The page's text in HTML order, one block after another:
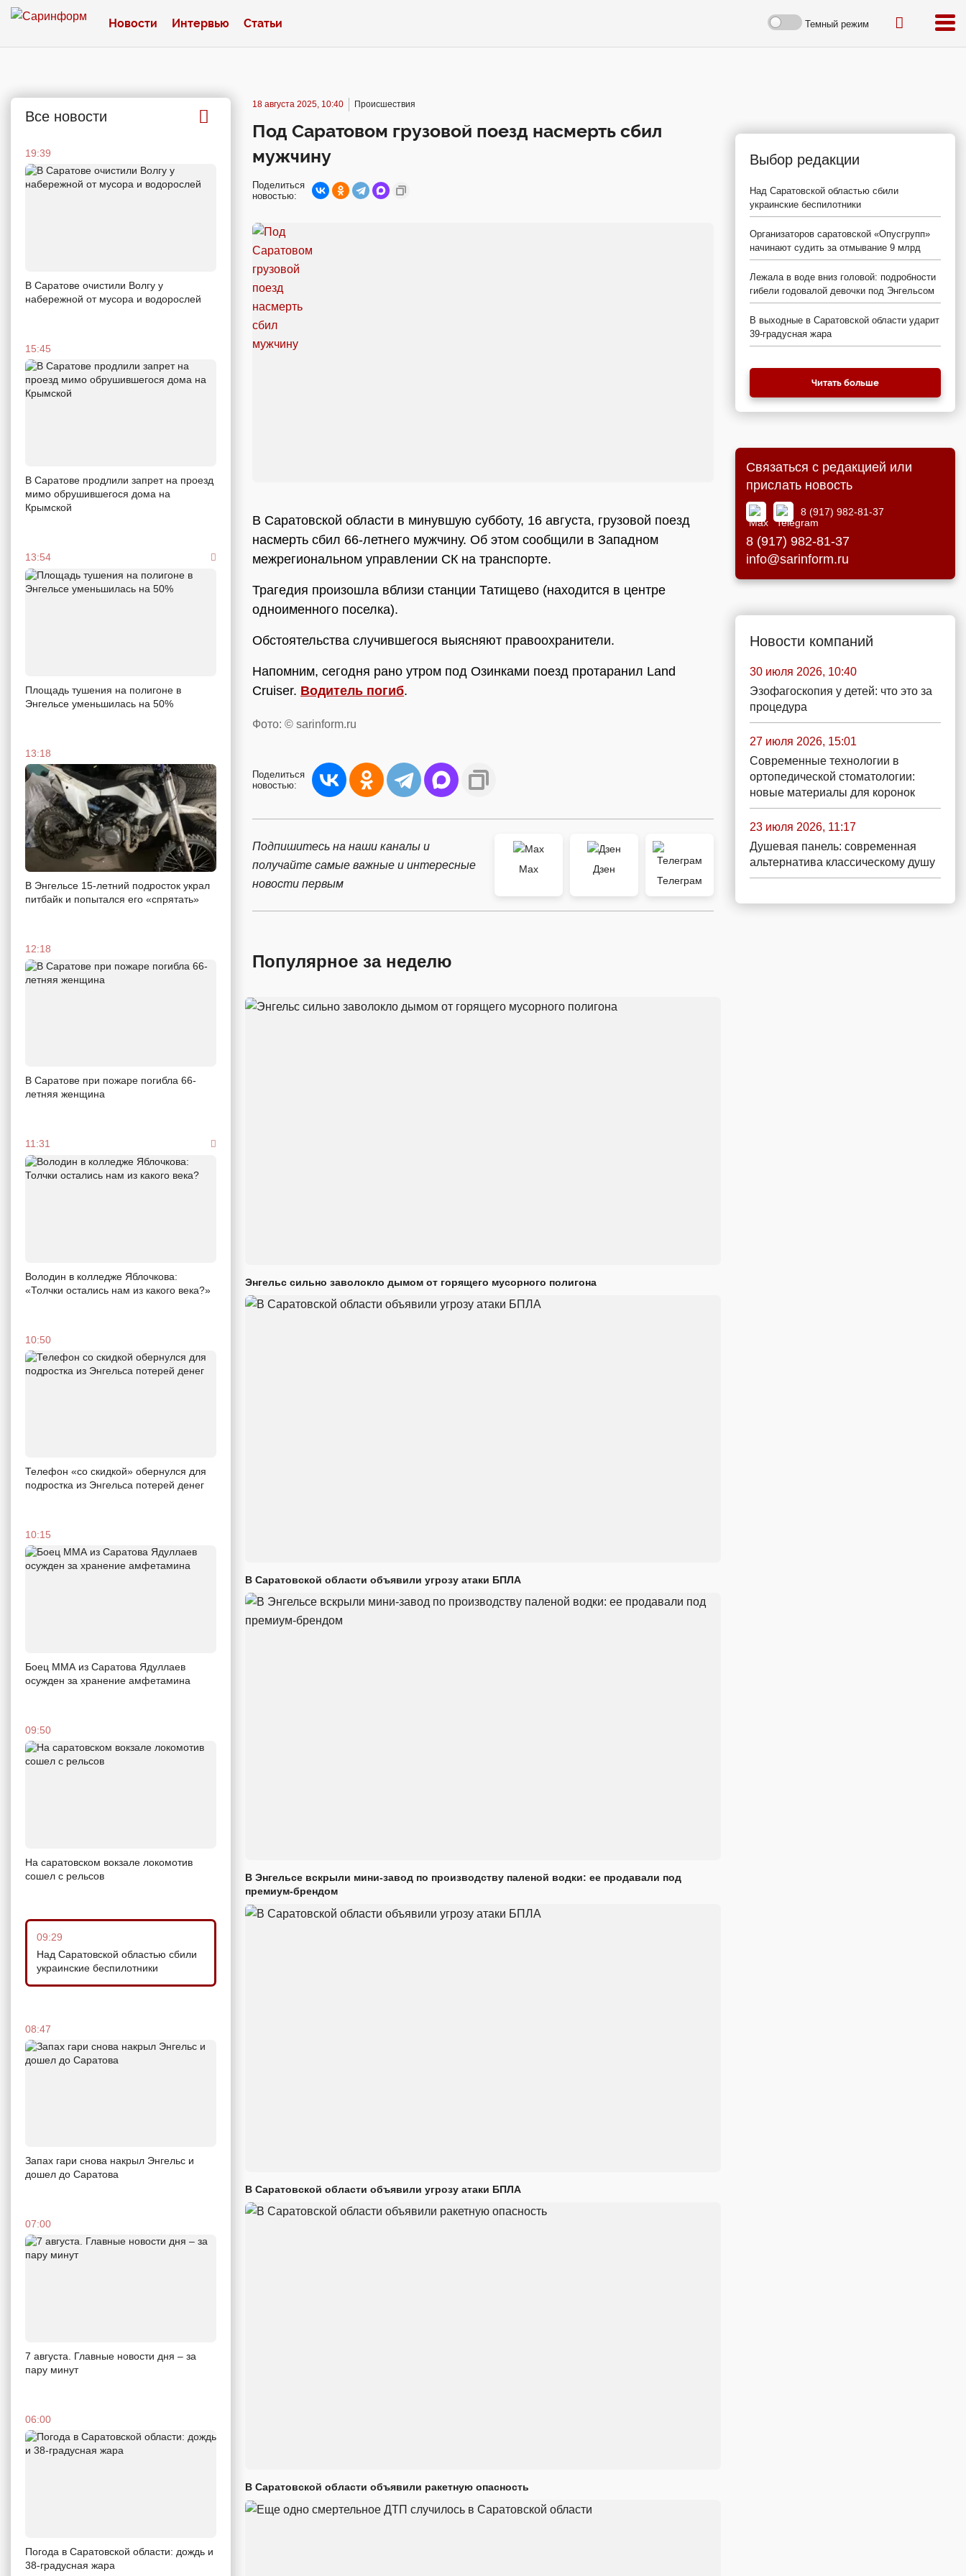
Новости Интервью Статьи Темный режим
Все новости
19:39
В Саратове очистили Волгу у
набережной от мусора и водорослей
15:45
В Саратове продлили запрет на проезд
мимо обрушившегося дома на
Крымской
13:54
Площадь тушения на полигоне в
Энгельсе уменьшилась на 50%
13:18
В Энгельсе 15-летний подросток украл
питбайк и попытался его «спрятать»
12:18
В Саратове при пожаре погибла 66-
летняя женщина
11:31
Володин в колледже Яблочкова:
«Толчки остались нам из какого века?»
10:50
Телефон «со скидкой» обернулся для
подростка из Энгельса потерей денег
10:15
Боец ММА из Саратова Ядуллаев
осужден за хранение амфетамина
09:50
На саратовском вокзале локомотив
сошел с рельсов
09:29
Над Саратовской областью сбили
украинские беспилотники
08:47
Запах гари снова накрыл Энгельс и
дошел до Саратова
07:00
7 августа. Главные новости дня – за
пару минут
06:00
Погода в Саратовской области: дождь и
38-градусная жара
18 августа 2025, 10:40 Происшествия
Под Саратовом грузовой поезд насмерть сбил
мужчину
Поделиться
новостью:
В Саратовской области в минувшую субботу, 16 августа, грузовой поезд
насмерть сбил 66-летнего мужчину. Об этом сообщили в Западном
межрегиональном управлении СК на транспорте.
Трагедия произошла вблизи станции Татищево (находится в центре
одноименного поселка).
Обстоятельства случившегося выясняют правоохранители.
Напомним, сегодня рано утром под Озинками поезд протаранил Land
Cruiser. Водитель погиб.
Фото: © sarinform.ru
Поделиться
новостью:
Подпишитесь на наши каналы и
получайте самые важные и интересные
новости первым
Max
Дзен
Телеграм
Популярное за неделю
Энгельс сильно заволокло дымом от горящего мусорного полигона
В Саратовской области объявили угрозу атаки БПЛА
В Энгельсе вскрыли мини-завод по производству паленой водки: ее продавали под
премиум-брендом
В Саратовской области объявили угрозу атаки БПЛА
В Саратовской области объявили ракетную опасность
Выбор редакции
Над Саратовской областью сбили
украинские беспилотники
Организаторов саратовской «Опусгрупп»
начинают судить за отмывание 9 млрд
Лежала в воде вниз головой: подробности
гибели годовалой девочки под Энгельсом
В выходные в Саратовской области ударит
39-градусная жара
Читать больше
Связаться с редакцией или
прислать новость
8 (917) 982-81-37
8 (917) 982-81-37
info@sarinform.ru
Новости компаний
30 июля 2026, 10:40
Эзофагоскопия у детей: что это за
процедура
27 июля 2026, 15:01
Современные технологии в
ортопедической стоматологии:
новые материалы для коронок
23 июля 2026, 11:17
Душевая панель: современная
альтернатива классическому душу